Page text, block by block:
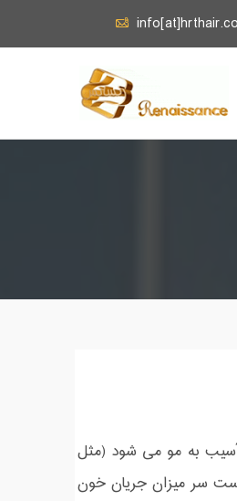
آسیب به مو می شود (مثل
سر میزان جریان خون